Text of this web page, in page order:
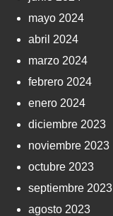
mayo 2024
abril 2024
marzo 2024
febrero 2024
enero 2024
diciembre 2023
noviembre 2023
octubre 2023
septiembre 2023
agosto 2023